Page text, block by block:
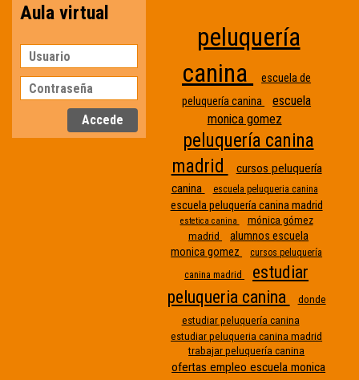
Aula virtual
peluquería
canina
escuela de
peluquería canina
escuela
monica gomez
peluquería canina
madrid
cursos peluquería
canina
escuela peluqueria canina
escuela peluquería canina madrid
estetica canina
mónica gómez
madrid
alumnos escuela
monica gomez
cursos peluquería
canina madrid
estudiar
peluqueria canina
donde
estudiar peluquería canina
sin
nombre
estudiar peluqueria canina madrid
trabajar peluquería canina
ofertas empleo escuela monica